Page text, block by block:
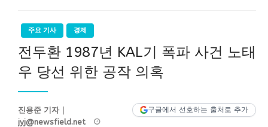
주요 기사 경제
전두환 1987년 KAL기 폭파 사건 노태
우 당선 위한 공작 의혹
구글에서 선호하는 출처로 추가
진용준 기자｜
jyj@newsfield.net